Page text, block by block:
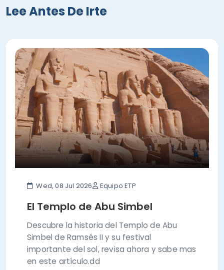
Lee Antes De Irte
Wed, 08 Jul 2026 Equipo ETP
El Templo de Abu Simbel
Descubre la historia del Templo de Abu
Simbel de Ramsés II y su festival
importante del sol, revisa ahora y sabe mas
en este artículo.dd